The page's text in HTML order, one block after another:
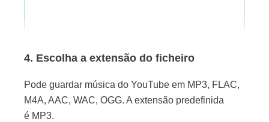
4. Escolha a extensão do ficheiro
Pode guardar música do YouTube em MP3, FLAC,
M4A, AAC, WAC, OGG. A extensão predefinida
é MP3.